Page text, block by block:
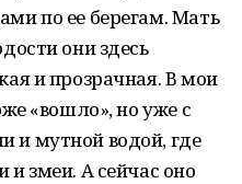
по ее берегам. Мать
они здесь
и прозрачная. В мои
«вошло», но уже с
и мутной водой, где
змеи. А сейчас оно